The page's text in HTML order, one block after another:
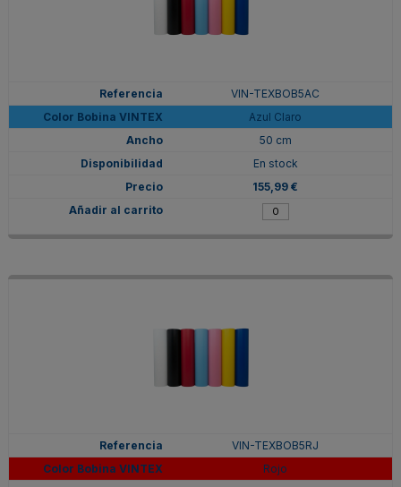
VIN-TEXBOB5AC
Azul Claro
50 cm
En stock
155,99 €
VIN-TEXBOB5RJ
Rojo